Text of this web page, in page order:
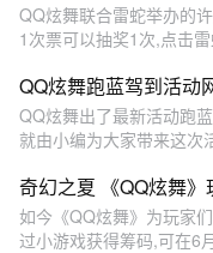
QQ炫舞联合雷蛇举办的
1次票可以抽奖1次,点击
QQ炫舞跑蓝驾到活动
QQ炫舞出了最新活动跑
就由小编为大家带来这次
奇幻之夏 《QQ炫舞
如今《QQ炫舞》为玩家
过小游戏获得筹码,可在6